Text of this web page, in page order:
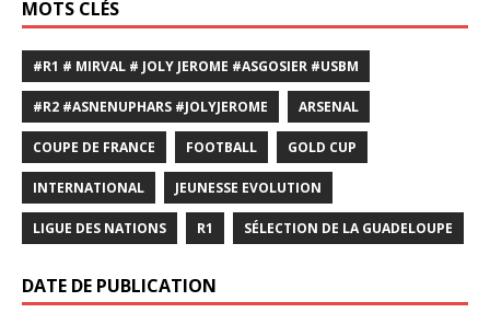
MOTS CLÉS
#R1 # MIRVAL # JOLY JEROME #ASGOSIER #USBM
#R2 #ASNENUPHARS #JOLYJEROME ARSENAL
COUPE DE FRANCE FOOTBALL GOLD CUP
INTERNATIONAL JEUNESSE EVOLUTION
LIGUE DES NATIONS R1 SÉLECTION DE LA GUADELOUPE
DATE DE PUBLICATION